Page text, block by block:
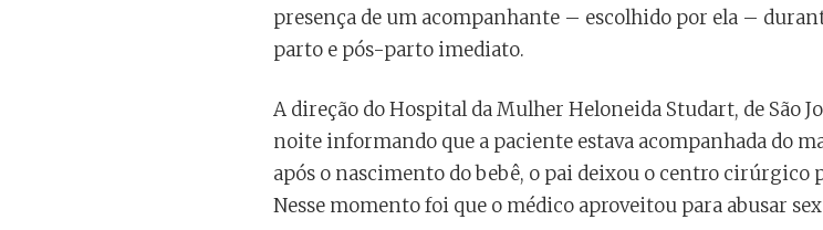
presença de um acompanhante – escolhido por ela –
parto e pós-parto imediato.
A direção do Hospital da Mulher Heloneida Studart, de São
noite informando que a paciente estava acompanhada do
após o nascimento do bebê, o pai deixou o centro cirúrgico
Nesse momento foi que o médico aproveitou para abusar